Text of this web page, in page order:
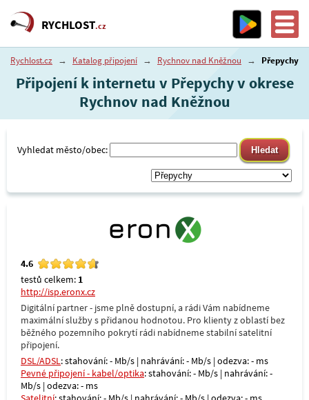
RYCHLOST.cz
Rychlost.cz → Katalog připojení → Rychnov nad Kněžnou → Přepychy
Připojení k internetu v Přepychy v okrese
Rychnov nad Kněžnou
Vyhledat město/obec:
4.6
testů celkem: 1
http://isp.eronx.cz
Digitální partner - jsme plně dostupní, a rádi Vám nabídneme
maximální služby s přidanou hodnotou. Pro klienty z oblastí bez
běžného pozemního pokrytí rádi nabídneme stabilní satelitní
připojení.
DSL/ADSL: stahování: - Mb/s | nahrávání: - Mb/s | odezva: - ms
Pevné připojení - kabel/optika: stahování: - Mb/s | nahrávání: -
Mb/s | odezva: - ms